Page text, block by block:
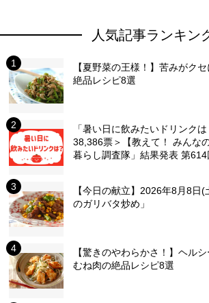
人気記事ランキン
【夏野菜の王様！】苦みがク
絶品レシピ8選
「暑い日に飲みたいドリンク
38,386票＞【教えて！ みんな
暮らし調査隊」結果発表 第614
【今日の献立】2026年8月8日
のガリバタ炒め」
【驚きのやわらかさ！】ヘル
むね肉の絶品レシピ8選